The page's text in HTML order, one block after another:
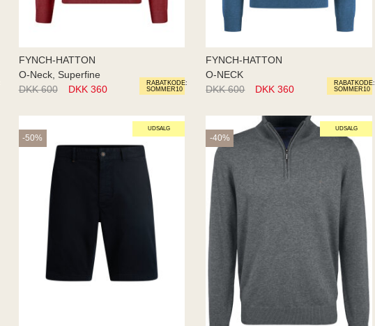
RABATKODE:
SOMMER10
FYNCH-HATTON
O-Neck, Superfine
DKK 600
DKK 360
RABATKODE:
SOMMER10
FYNCH-HATTON
O-NECK
DKK 600
DKK 360
UDSALG
-50%
UDSALG
-40%